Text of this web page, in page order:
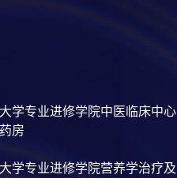
学专业进修学院中医临床中心
房
学专业进修学院营养学治疗及